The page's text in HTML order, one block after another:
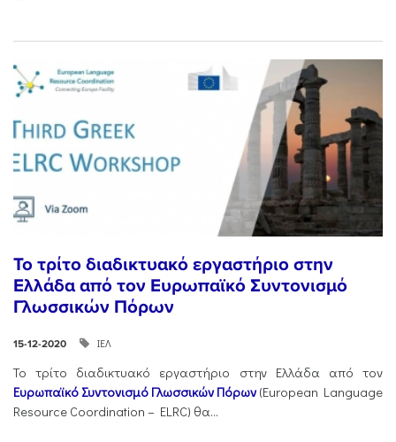
Το τρίτο διαδικτυακό εργαστήριο στην
Ελλάδα από τον Ευρωπαϊκό Συντονισμό
Γλωσσικών Πόρων
15-12-2020 ΙΕΛ
Το τρίτο διαδικτυακό εργαστήριο στην Ελλάδα από τον
Ευρωπαϊκό Συντονισμό Γλωσσικών Πόρων (European Language
Resource Coordination – ELRC) θα...